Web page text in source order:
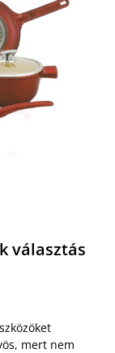
választás
mert nem